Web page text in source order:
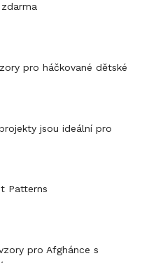
pro háčkované dětské
jsou ideální pro
Patterns
pro Afghánce s